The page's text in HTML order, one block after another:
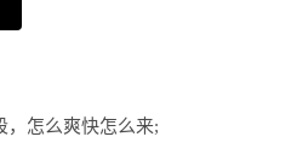
，怎么爽快怎么来;